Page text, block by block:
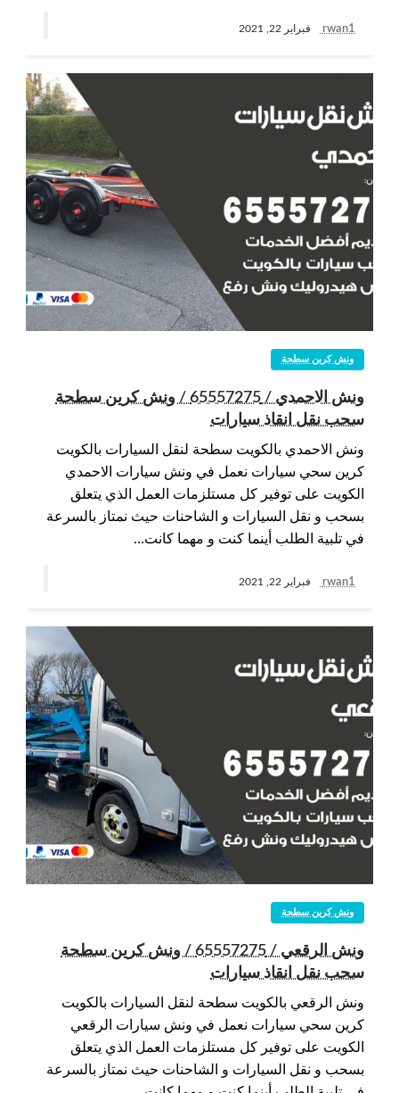
rwan1 فبراير 22, 2021
ونش كرين سطحة
ونش الاحمدي / 65557275 / ونش كرين سطحة
سحب نقل انقاذ سيارات
ونش الاحمدي بالكويت سطحة لنقل السيارات بالكويت
كرين سحي سيارات نعمل في ونش سيارات الاحمدي
الكويت على توفير كل مستلزمات العمل الذي يتعلق
بسحب و نقل السيارات و الشاحنات حيث نمتاز بالسرعة
في تلبية الطلب أينما كنت و مهما كانت…
rwan1 فبراير 22, 2021
ونش كرين سطحة
ونش الرقعي / 65557275 / ونش كرين سطحة
سحب نقل انقاذ سيارات
ونش الرقعي بالكويت سطحة لنقل السيارات بالكويت
كرين سحي سيارات نعمل في ونش سيارات الرقعي
الكويت على توفير كل مستلزمات العمل الذي يتعلق
بسحب و نقل السيارات و الشاحنات حيث نمتاز بالسرعة